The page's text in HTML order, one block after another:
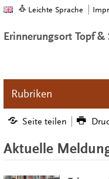
Leichte Sprache
Erinnerungsort Topf &
Rubriken
Seite teilen
Aktuelle